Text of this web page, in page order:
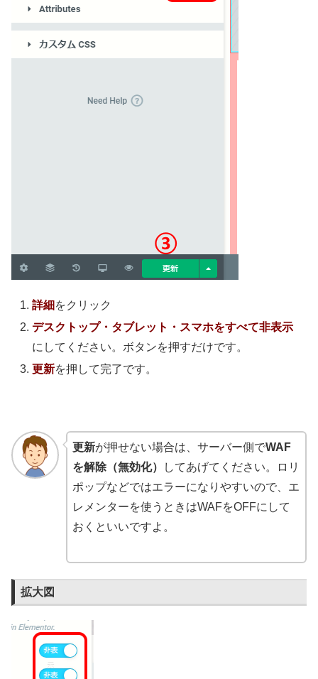
詳細 をクリック
デスクトップ・タブレット・スマホをすべて非表示
にしてください。ボタンを押すだけです。
更新を押して完了です。
更新が押せない場合は、サーバー側でWAF
を解除（無効化）
してあげてください。ロリ
ポップなどではエラーになりやすいので、エ
レメンターを使うときはWAFをOFFにして
おくといいですよ。
拡大図